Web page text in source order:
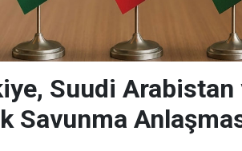
Suudi Arabistan
Savunma